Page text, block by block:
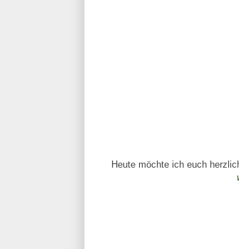
Heute möchte ich euch